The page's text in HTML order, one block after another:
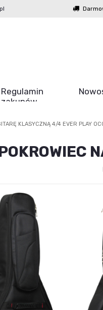
Regulamin
zakupów
KLASYCZNĄ 4/4 EVER PLAY